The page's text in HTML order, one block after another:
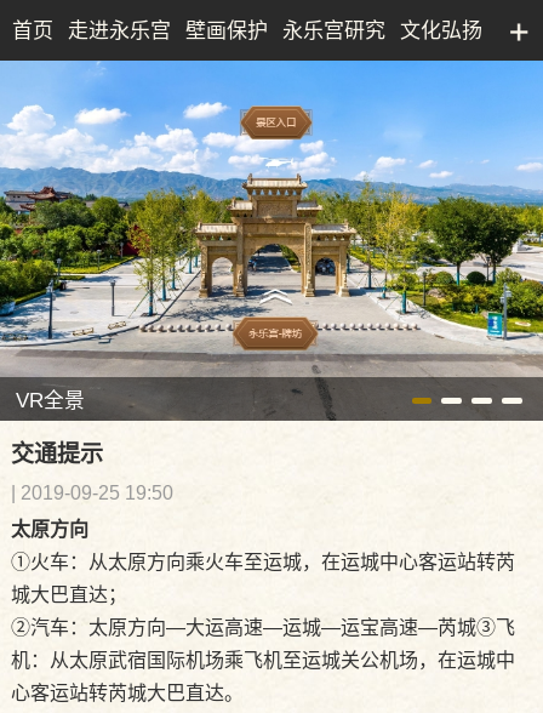
首页 走进永乐宫 壁画保护 永乐宫研究
文化弘扬
永乐宫研究院
文化产业 博物馆 典藏精品
VR全景
交通提示
| 2019-09-25 19:50
太原方向
①火车：从太原方向乘火车至运城，在运城中心客运站转芮
城大巴直达；
②汽车：太原方向—大运高速—运城—运宝高速—芮城③飞
机：从太原武宿国际机场乘飞机至运城关公机场，在运城中
心客运站转芮城大巴直达。